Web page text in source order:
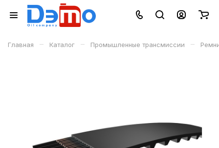
Главная – Каталог – Промышленные трансмиссии –